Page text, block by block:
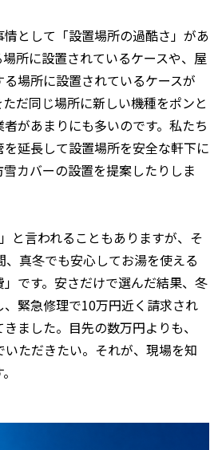
として「設置場所の過酷さ」があ
所に設置されているケースや、屋
場所に設置されているケースが
だ同じ場所に新しい機種をポンと
があまりにも多いのです。私たち
延長して設置場所を安全な軒下に
カバーの設置を提案したりしま
と言われることもありますが、そ
真冬でも安心してお湯を使える
です。安さだけで選んだ結果、冬
緊急修理で10万円近く請求され
ました。目先の数万円よりも、
ただきたい。それが、現場を知